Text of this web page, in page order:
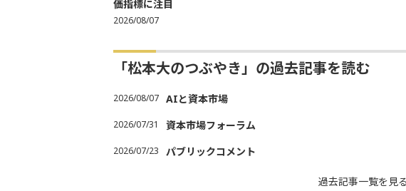
価指標に注目
2026/08/07
「松本大のつぶやき」の過去記事を読む
2026/08/07 AIと資本市場
2026/07/31 資本市場フォーラム
2026/07/23 パブリックコメント
過去記事一覧を見る